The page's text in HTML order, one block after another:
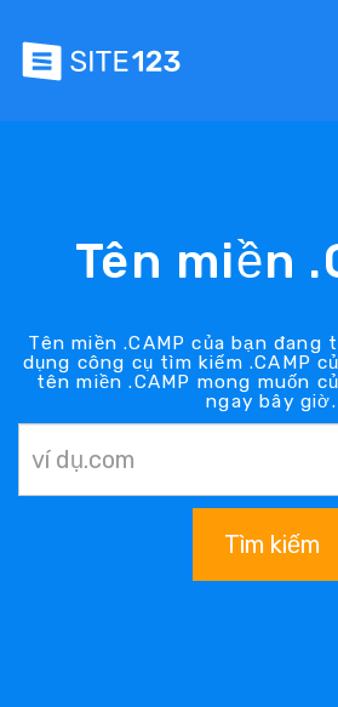
Tên miền
Tên miền .CAMP của bạn
dụng công cụ tìm kiếm .CAMP
tên miền .CAMP mong muốn
ngay bây giờ.
Tìm kiếm